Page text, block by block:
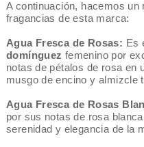
A continuación, hacemos
fragancias de esta marca:
Agua Fresca de Rosas: Es
domínguez femenino por
notas de pétalos de rosa en
musgo de encino y almizcle
Agua Fresca de Rosas
por sus notas de rosa
serenidad y elegancia de la